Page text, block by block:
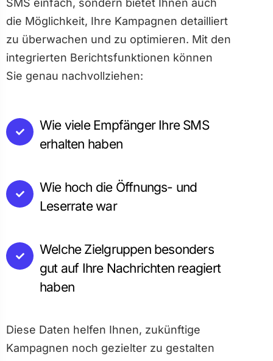
SMS einfach, sondern bietet Ihnen auch
die Möglichkeit, Ihre Kampagnen detailliert
zu überwachen und zu optimieren. Mit den
integrierten Berichtsfunktionen können
Sie genau nachvollziehen:
Wie viele Empfänger Ihre SMS
erhalten haben
Wie hoch die Öffnungs- und
Leserrate war
Welche Zielgruppen besonders
gut auf Ihre Nachrichten reagiert
haben
Diese Daten helfen Ihnen, zukünftige
Kampagnen noch gezielter zu gestalten